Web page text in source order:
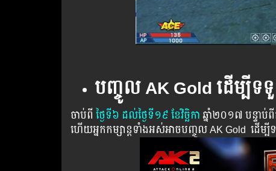
បញ្ចូល AK Gold ដើម្បីទទួ
ចាប់ពី ​​ ថ្ងៃ​ទី៦​ ​​ដល់​ថ្ងៃ​ទី១៩ ខែ​វិច្ឆិកាឆ្នាំ២០១៧ បន្ទាប់​​
ហើយ​​អ្នក​​កម្សាន្ដ​​ទាំង​​អស់​​អាច​​បញ្ចូល​ AK Gold ​​ ​ដើម្